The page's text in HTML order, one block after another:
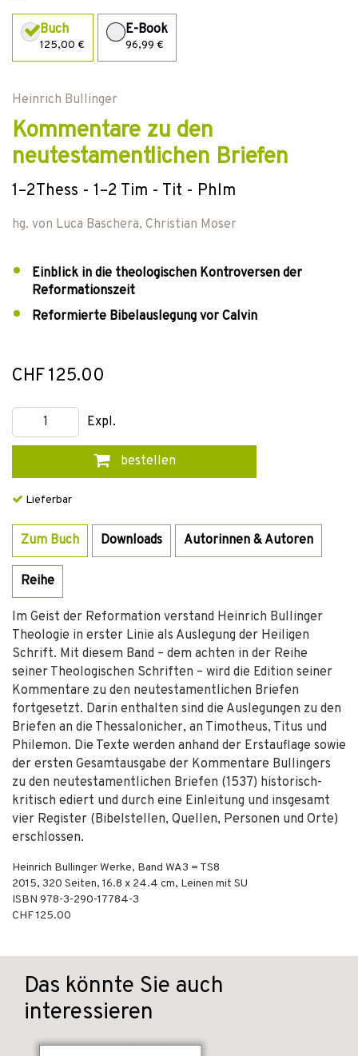
Buch
125,00 €
E-Book
96,99 €
Heinrich Bullinger
Kommentare zu den
neutestamentlichen Briefen
1–2Thess - 1–2 Tim - Tit - Phlm
hg. von Luca Baschera, Christian Moser
Einblick in die theologischen Kontroversen der
Reformationszeit
Reformierte Bibelauslegung vor Calvin
CHF 125.00
Expl.
bestellen
Lieferbar
Zum Buch Downloads Autorinnen & Autoren
Reihe
Im Geist der Reformation verstand Heinrich Bullinger
Theologie in erster Linie als Auslegung der Heiligen
Schrift. Mit diesem Band – dem achten in der Reihe
seiner Theologischen Schriften – wird die Edition seiner
Kommentare zu den neutestamentlichen Briefen
fortgesetzt. Darin enthalten sind die Auslegungen zu den
Briefen an die Thessalonicher, an Timotheus, Titus und
Philemon. Die Texte werden anhand der Erstauflage sowie
der ersten Gesamtausgabe der Kommentare Bullingers
zu den neutestamentlichen Briefen (1537) historisch-
kritisch ediert und durch eine Einleitung und insgesamt
vier Register (Bibelstellen, Quellen, Personen und Orte)
erschlossen.
Heinrich Bullinger Werke, Band WA3 = TS8
2015, 320 Seiten, 16.8 x 24.4 cm, Leinen mit SU
ISBN 978-3-290-17784-3
CHF 125.00
Das könnte Sie auch
interessieren